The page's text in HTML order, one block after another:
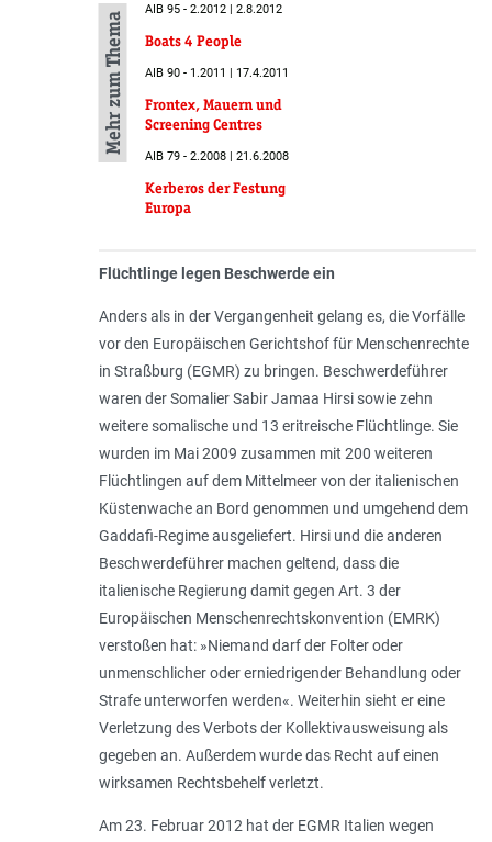
Mehr zum Thema
AIB 95 - 2.2012 | 2.8.2012
Boats 4 People
AIB 90 - 1.2011 | 17.4.2011
Frontex, Mauern und
Screening Centres
AIB 79 - 2.2008 | 21.6.2008
Kerberos der Festung
Europa
Flüchtlinge legen Beschwerde ein
Anders als in der Vergangenheit gelang es, die Vorfälle
vor den Europäischen Gerichtshof für Menschenrechte
in Straßburg (EGMR) zu bringen. Beschwerdeführer
waren der Somalier Sabir Jamaa Hirsi sowie zehn
weitere somalische und 13 eritreische Flüchtlinge. Sie
wurden im Mai 2009 zusammen mit 200 weiteren
Flüchtlingen auf dem Mittelmeer von der italienischen
Küstenwache an Bord genommen und umgehend dem
Gaddafi-Regime ausgeliefert. Hirsi und die anderen
Beschwerdeführer machen geltend, dass die
italienische Regierung damit gegen Art. 3 der
Europäischen Menschen­rechtskonvention (EMRK)
verstoßen hat: »Niemand darf der Folter oder
unmenschlicher oder erniedrigender Behandlung oder
Strafe unterworfen werden«. Weiterhin sieht er eine
Verletzung des Verbots der Kollektivausweisung als
gegeben an. Außerdem wurde das Recht auf einen
wirksamen Rechtsbehelf verletzt.
Am 23. Februar 2012 hat der EGMR Italien wegen